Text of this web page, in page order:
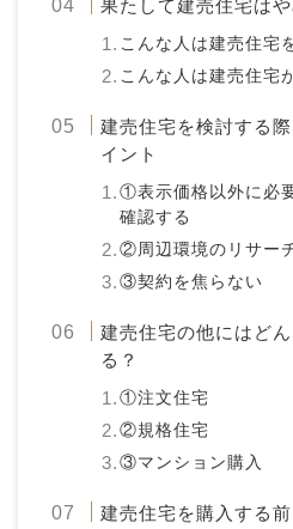
果たして建売住宅は
こんな人は建売住宅
こんな人は建売住宅
建売住宅を検討する
イント
①表示価格以外に必
確認する
②周辺環境のリサー
③契約を焦らない
建売住宅の他にはど
る？
①注文住宅
②規格住宅
③マンション購入
建売住宅を購入する